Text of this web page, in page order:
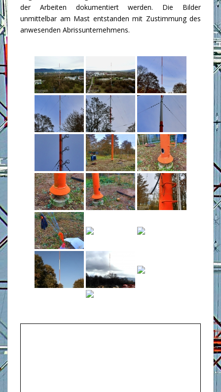
der Arbeiten dokumentiert werden. Die Bilder
unmittelbar am Mast entstanden mit Zustimmung des
anwesenden Abrissunternehmens.